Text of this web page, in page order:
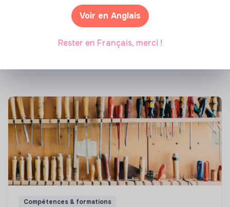
Compétences & formations
Voir en Anglais
Rester en Français, merci !